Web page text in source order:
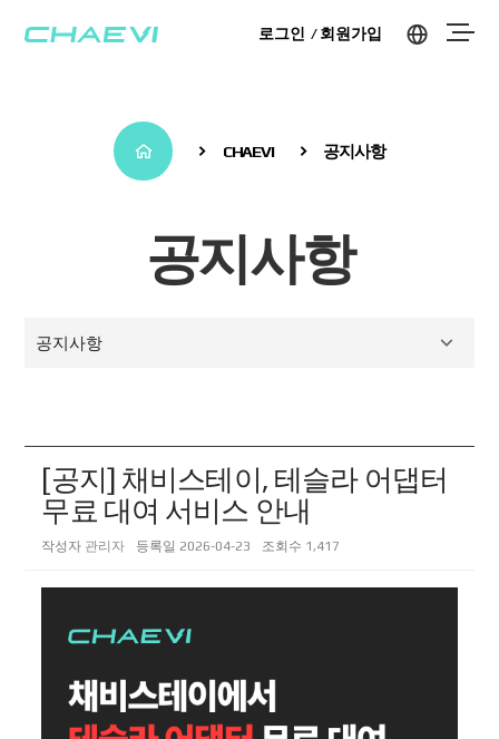
로그인 회원가입
CHAEVI 공지사항
공지사항
공지사항
[공지] 채비스테이, 테슬라 어댑터
무료 대여 서비스 안내
작성자 관리자 등록일 2026-04-23 조회수 1,417